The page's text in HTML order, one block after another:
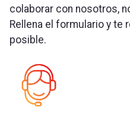
colaborar con nosotros,
Rellena el formulario y te
posible.